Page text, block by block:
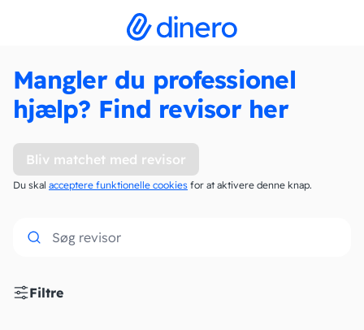
Mangler du professionel
hjælp? Find revisor her
Bliv matchet med revisor
Du skal acceptere funktionelle cookies for at aktivere denne knap.
Filtre